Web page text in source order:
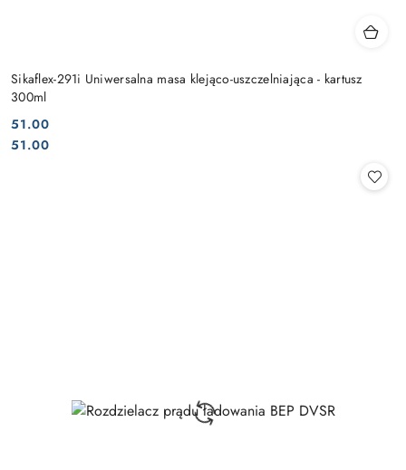
Sikaflex-291i Uniwersalna masa klejąco-uszczelniająca - kartusz
300ml
Cena:
51.00
Cena:
51.00